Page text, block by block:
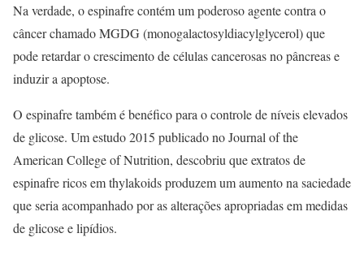
Na verdade, o espinafre contém um poderoso agente contra o
câncer chamado MGDG (monogalactosyldiacylglycerol) que
pode retardar o crescimento de células cancerosas no pâncreas e
induzir a apoptose.
O espinafre também é benéfico para o controle de níveis elevados
de glicose. Um estudo 2015 publicado no Journal of the
American College of Nutrition, descobriu que extratos de
espinafre ricos em thylakoids produzem um aumento na saciedade
que seria acompanhado por as alterações apropriadas em medidas
de glicose e lipídios.